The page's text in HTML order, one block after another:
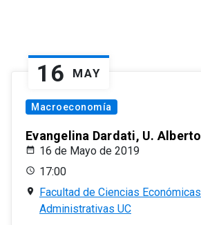
16 MAY
Macroeconomía
Evangelina Dardati, U.
16 de Mayo de 2019
17:00
Facultad de Ciencias
Administrativas UC